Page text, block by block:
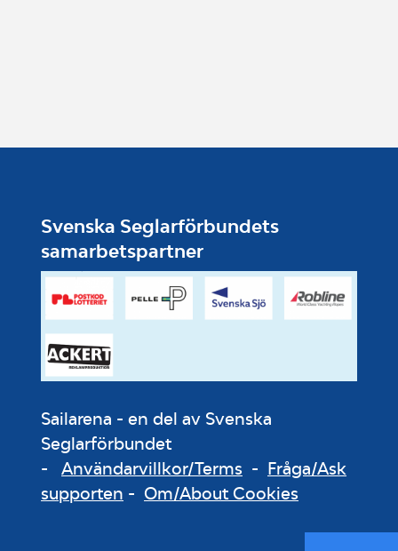
Svenska Seglarförbundets
samarbetspartner
Sailarena - en del av Svenska
Seglarförbundet
- Användarvillkor/Terms - Fråga/Ask
supporten - Om/About Cookies